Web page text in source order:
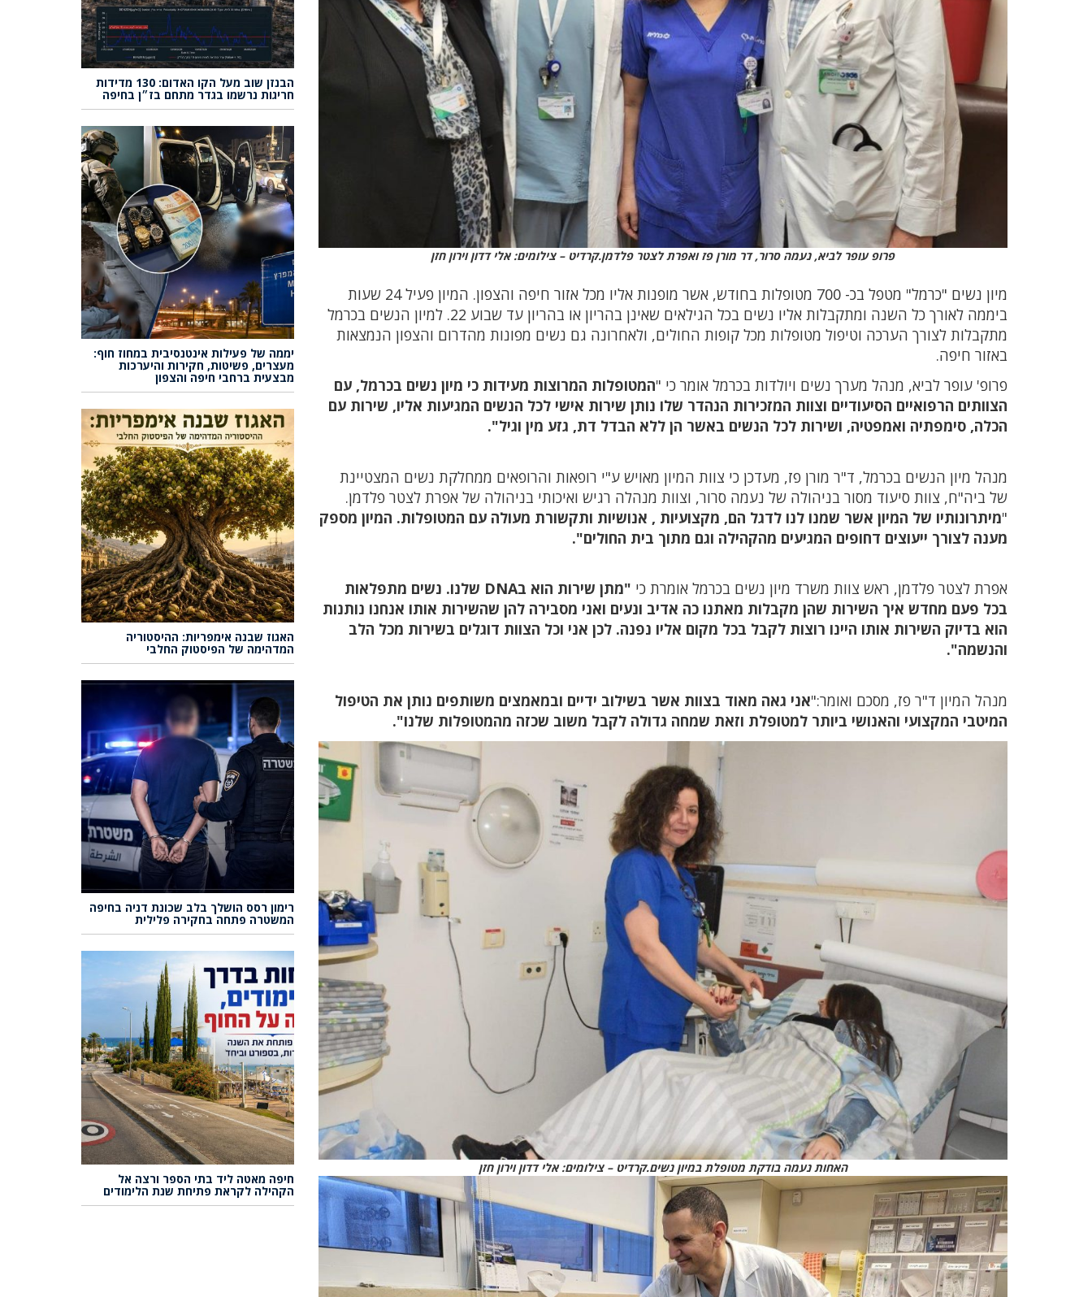
פרופ עופר לביא, נעמה סרור, דר מורן פז ואפרת לצטר פלדמן.קרדיט – צילומים: אלי דדון וירון חזן
מיון נשים "כרמל" מטפל בכ- 700 מטופלות בחודש, אשר מופנות אליו מכל אזור חיפה והצפון. המיון פעיל 24 שעות
ביממה לאורך כל השנה ומתקבלות אליו נשים בכל הגילאים שאינן בהריון או בהריון עד שבוע 22. למיון הנשים בכרמל
מתקבלות לצורך הערכה וטיפול מטופלות מכל קופות החולים, ולאחרונה גם נשים מפונות מהדרום והצפון הנמצאות
באזור חיפה.
פרופ' עופר לביא, מנהל מערך נשים ויולדות בכרמל אומר כי "המטופלות המרוצות מעידות כי מיון נשים בכרמל, עם
הצוותים הרפואיים הסיעודיים וצוות המזכירות הנהדר שלו נותן שירות אישי לכל הנשים המגיעות אליו, שירות עם
הכלה, סימפתיה ואמפטיה, ושירות לכל הנשים באשר הן ללא הבדל דת, גזע מין וגיל".
מנהל מיון הנשים בכרמל, ד"ר מורן פז, מעדכן כי צוות המיון מאויש ע"י רופאות והרופאים ממחלקת נשים המצטיינת
של ביה"ח, צוות סיעוד מסור בניהולה של נעמה סרור, וצוות מנהלה רגיש ואיכותי בניהולה של אפרת לצטר פלדמן.
"מיתרונותיו של המיון אשר שמנו לנו לדגל הם, מקצועיות , אנושיות ותקשורת מעולה עם המטופלות. המיון מספק
מענה לצורך ייעוצים דחופים המגיעים מהקהילה וגם מתוך בית החולים".
אפרת לצטר פלדמן, ראש צוות משרד מיון נשים בכרמל אומרת כי
"מתן שירות הוא בDNA שלנו. נשים מתפלאות
בכל פעם מחדש איך השירות שהן מקבלות מאתנו כה אדיב ונעים ואני מסבירה להן שהשירות אותו אנחנו נותנות
הוא בדיוק השירות אותו היינו רוצות לקבל בכל מקום אליו נפנה. לכן אני וכל הצוות דוגלים בשירות מכל הלב
והנשמה".
מנהל המיון ד"ר פז, מסכם ואומר:"אני גאה מאוד בצוות אשר בשילוב ידיים ובמאמצים משותפים נותן את הטיפול
המיטבי המקצועי והאנושי ביותר למטופלת וזאת שמחה גדולה לקבל משוב שכזה מהמטופלות שלנו".
האחות נעמה בודקת מטופלת במיון נשים.קרדיט – צילומים: אלי דדון וירון חזן
הבנזן שוב מעל הקו האדום: 130 מדידות
חריגות נרשמו בגדר מתחם בז״ן בחיפה
יממה של פעילות אינטנסיבית במחוז חוף:
מעצרים, פשיטות, חקירות והיערכות
מבצעית ברחבי חיפה והצפון
האגוז שבנה אימפריות: ההיסטוריה
המדהימה של הפיסטוק החלבי
רימון רסס הושלך בלב שכונת דניה בחיפה
המשטרה פתחה בחקירה פלילית
חיפה מאטה ליד בתי הספר ורצה אל
הקהילה לקראת פתיחת שנת הלימודים